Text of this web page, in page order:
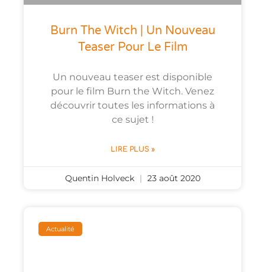
Burn The Witch | Un Nouveau
Teaser Pour Le Film
Un nouveau teaser est disponible
pour le film Burn the Witch. Venez
découvrir toutes les informations à
ce sujet !
LIRE PLUS »
Quentin Holveck 23 août 2020
Actualité